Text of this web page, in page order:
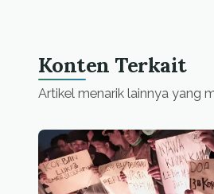
Konten Terkait
Artikel menarik lainnya yang